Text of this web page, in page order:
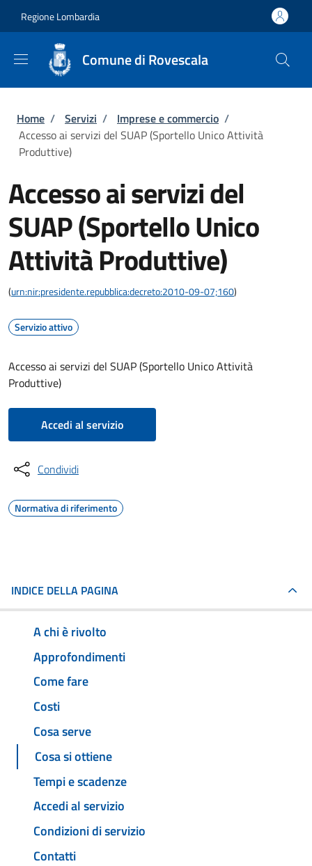
Regione Lombardia
Comune di Rovescala
Briciole di pane
Home / Servizi / Imprese e commercio /
Accesso ai servizi del SUAP (Sportello Unico Attività
Produttive)
Accesso ai servizi del
SUAP (Sportello Unico
Attività Produttive)
(urn:nir:presidente.repubblica:decreto:2010-09-07;160)
Servizio attivo
Accesso ai servizi del SUAP (Sportello Unico Attività
Produttive)
Accedi al servizio
Condividi
Normativa di riferimento
INDICE DELLA PAGINA
A chi è rivolto
Approfondimenti
Come fare
Costi
Cosa serve
Cosa si ottiene
Tempi e scadenze
Accedi al servizio
Condizioni di servizio
Contatti